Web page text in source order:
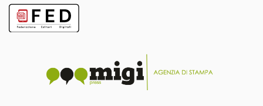
Questo sito è associato alla